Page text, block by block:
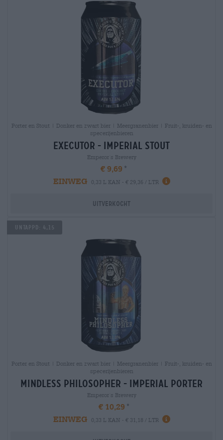
Porter en Stout | Donker en zwart bier | Meergranenbier | Fruit-, kruiden- en
specerijenbieren
executor - imperial stout
Emperor´s Brewery
€ 9,69
EINWEG
0,33 L KAN - € 29,36 / LTR
Uitverkocht
Untappd: 4,15
Porter en Stout | Donker en zwart bier | Meergranenbier | Fruit-, kruiden- en
specerijenbieren
mindless philosopher - imperial porter
Emperor´s Brewery
€ 10,29
EINWEG
0,33 L KAN - € 31,18 / LTR